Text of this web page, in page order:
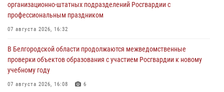
организационно-штатных подразделений Росгвардии с
профессиональным праздником
07 августа 2026, 16:32
В Белгородской области продолжаются межведомственные
проверки объектов образования с участием Росгвардии к новому
учебному году
07 августа 2026, 16:08 6